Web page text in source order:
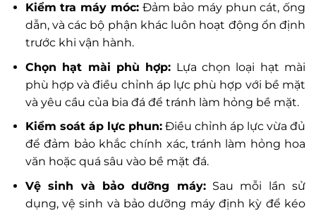
Kiểm tra máy móc:Đảm bảo máy phun cát, ống
dẫn, và các bộ phận khác luôn hoạt động ổn định
trước khi vận hành.
Chọn hạt mài phù hợp: Lựa chọn loại hạt mài
phù hợp và điều chỉnh áp lực phù hợp với bề mặt
và yêu cầu của bia đá để tránh làm hỏng bề mặt.
Kiểm soát áp lực phun:Điều chỉnh áp lực vừa đủ
để đảm bảo khắc chính xác, tránh làm hỏng hoa
văn hoặc quá sâu vào bề mặt đá.
Vệ sinh và bảo dưỡng máy:Sau mỗi lần sử
dụng, vệ sinh và bảo dưỡng máy định kỳ để kéo